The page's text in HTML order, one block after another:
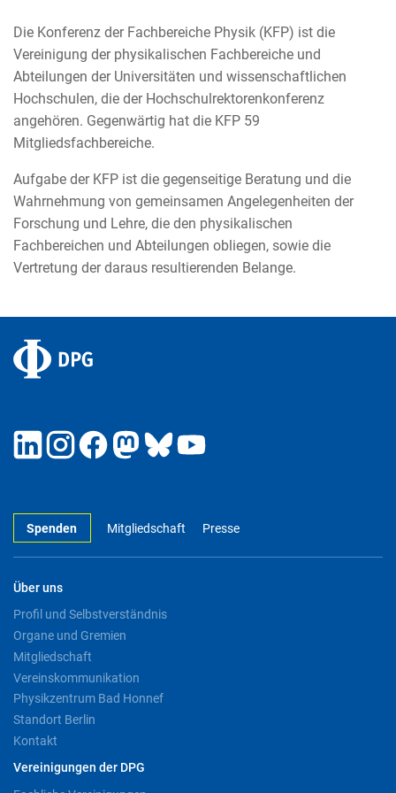
Die Konferenz der Fachbereiche Physik (KFP) ist die
Vereinigung der physikalischen Fachbereiche und
Abteilungen der Universitäten und wissenschaftlichen
Hochschulen, die der Hochschulrektorenkonferenz
angehören. Gegenwärtig hat die KFP 59
Mitgliedsfachbereiche.
Aufgabe der KFP ist die gegenseitige Beratung und die
Wahrnehmung von gemeinsamen Angelegenheiten der
Forschung und Lehre, die den physikalischen
Fachbereichen und Abteilungen obliegen, sowie die
Vertretung der daraus resultierenden Belange.
Spenden Mitgliedschaft Presse
Über uns
Profil und Selbstverständnis
Organe und Gremien
Mitgliedschaft
Vereinskommunikation
Physikzentrum Bad Honnef
Standort Berlin
Kontakt
Vereinigungen der DPG